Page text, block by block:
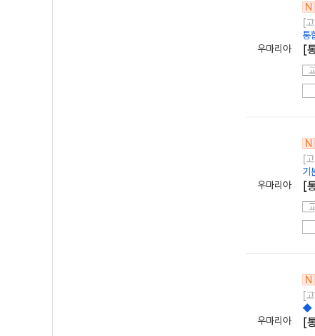
우마리아
N
[
통
[
우마리아
N
[
기
[
우마리아
N
[
◆
[